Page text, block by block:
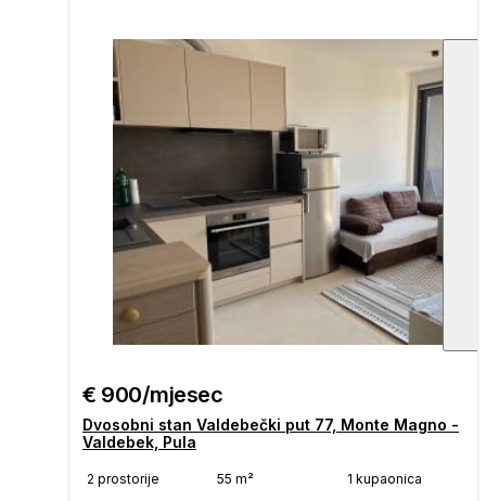
€ 900/mjesec
Dvosobni stan Valdebečki put 77, Monte Magno -
Valdebek, Pula